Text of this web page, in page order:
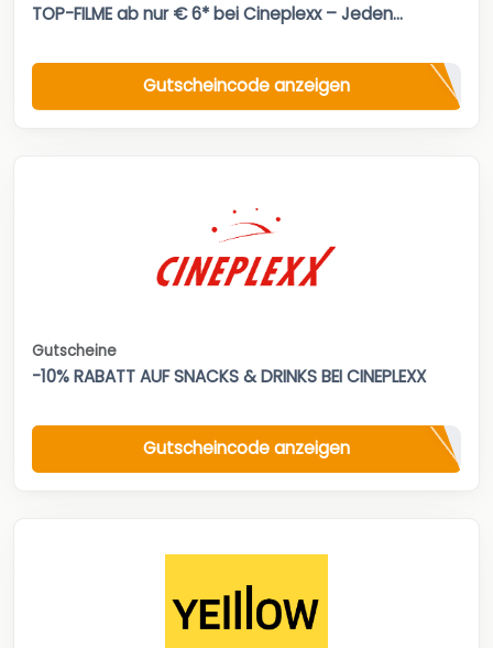
TOP-FILME ab nur € 6* bei Cineplexx – Jeden...
Gutscheincode anzeigen
Gutscheine
-10% RABATT AUF SNACKS & DRINKS BEI CINEPLEXX
Gutscheincode anzeigen